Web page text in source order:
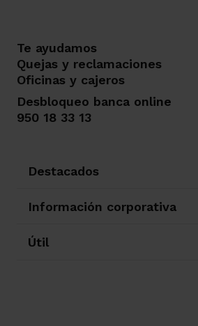
Te ayudamos
Quejas y reclamaciones
Oficinas y cajeros
Desbloqueo banca online
950 18 33 13
Destacados
Información corporativa
Útil